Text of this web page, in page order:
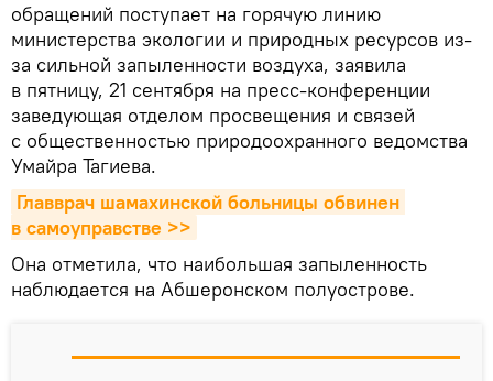
обращений поступает на горячую линию
министерства экологии и природных ресурсов из-
за сильной запыленности воздуха, заявила
в пятницу, 21 сентября на пресс-конференции
заведующая отделом просвещения и связей
с общественностью природоохранного ведомства
Умайра Тагиева.
Главврач шамахинской больницы обвинен
в самоуправстве >>
Она отметила, что наибольшая запыленность
наблюдается на Абшеронском полуострове.